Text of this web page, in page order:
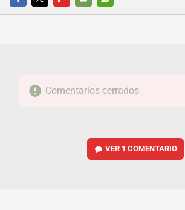
FACEBOOKTWITTERFLIPBOARD
E-
WHATSAPP
Comentarios cerrados
VER 1 COMENTARIO